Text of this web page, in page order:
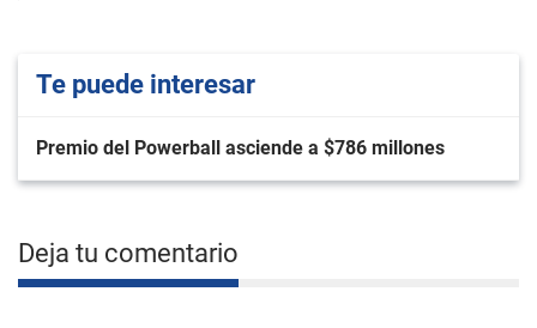
Te puede interesar
Premio del Powerball asciende a $786 millones
Deja tu comentario